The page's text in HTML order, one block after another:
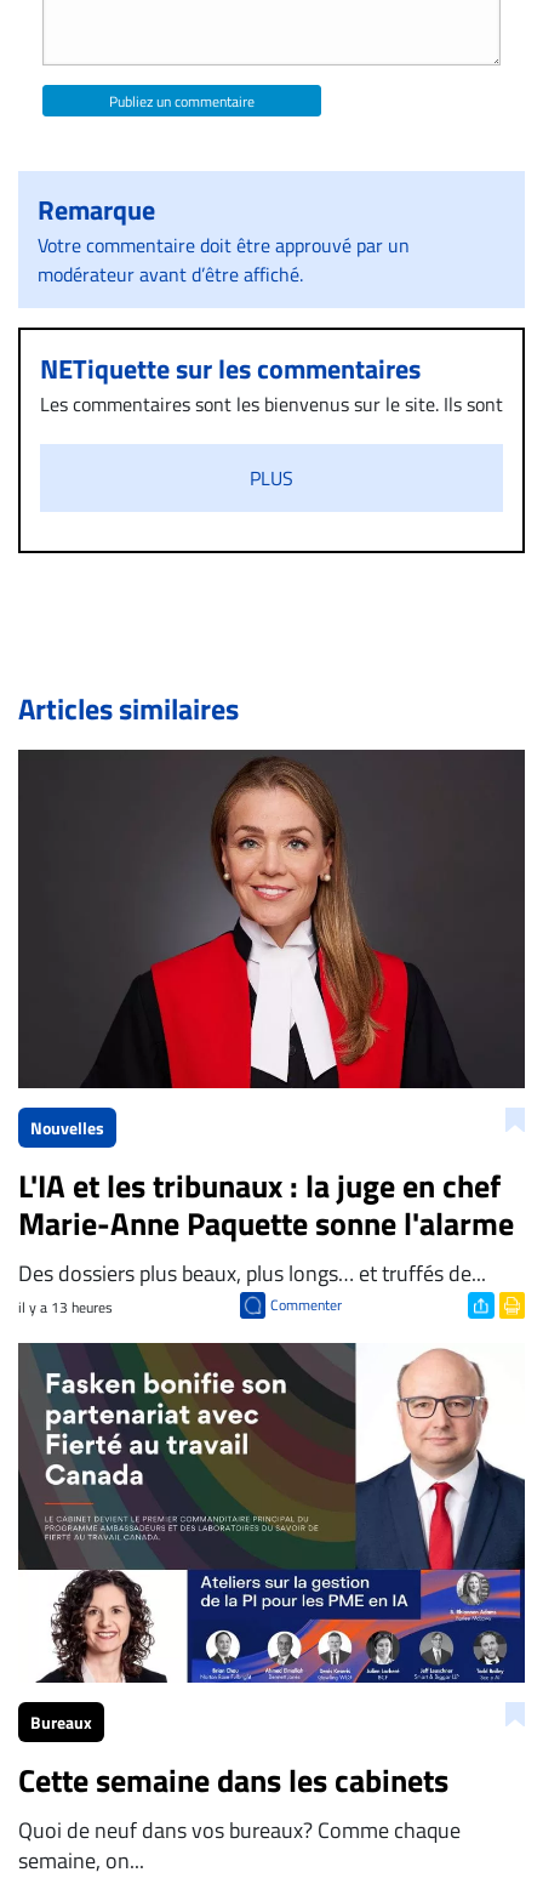
Publiez un commentaire
Remarque
Votre commentaire doit être approuvé par un
modérateur avant d’être affiché.
NETiquette sur les commentaires
Les commentaires sont les bienvenus sur le site. Ils sont
diffamatoire. Si malgré cette politique de modération,
un commentaire publié sur le site vous dérange, prenez
immédiatement contact par courriel (info@droit-
de validation, un droit de réponse.
Bien à vous,
La Rédaction de Droit-inc.com
PLUS
Articles similaires
Nouvelles
L'IA et les tribunaux : la juge en chef
Marie-Anne Paquette sonne l'alarme
Des dossiers plus beaux, plus longs… et truffés de...
il y a 13 heures Commenter
Bureaux
Cette semaine dans les cabinets
Quoi de neuf dans vos bureaux? Comme chaque
semaine, on...